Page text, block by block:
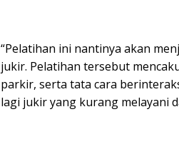
“Pelatihan ini nantinya akan
jukir. Pelatihan tersebut
parkir, serta tata cara
lagi jukir yang kurang melayani